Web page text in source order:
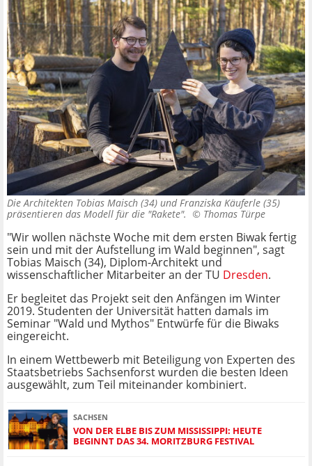
Die Architekten Tobias Maisch (34) und Franziska Käuferle (35)
präsentieren das Modell für die "Rakete". © Thomas Türpe
"Wir wollen nächste Woche mit dem ersten Biwak fertig
sein und mit der Aufstellung im Wald beginnen", sagt
Tobias Maisch (34), Diplom-Architekt und
wissenschaftlicher Mitarbeiter an der TU Dresden.
Er begleitet das Projekt seit den Anfängen im Winter
2019. Studenten der Universität hatten damals im
Seminar "Wald und Mythos" Entwürfe für die Biwaks
eingereicht.
In einem Wettbewerb mit Beteiligung von Experten des
Staatsbetriebs Sachsenforst wurden die besten Ideen
ausgewählt, zum Teil miteinander kombiniert.
SACHSEN
VON DER ELBE BIS ZUM MISSISSIPPI: HEUTE
BEGINNT DAS 34. MORITZBURG FESTIVAL